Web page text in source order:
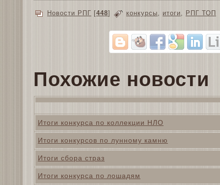
Новости РПГ [448] конкурсы, итоги, РПГ ТОП
Похожие новости
Итоги конкурса по коллекции НЛО
Итоги конкурсов по лунному камню
Итоги сбора страз
Итоги конкурса по лошадям